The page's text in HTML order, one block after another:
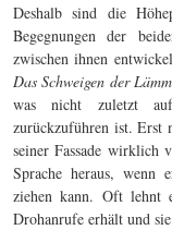
Deshalb sind die
Begegnungen der
zwischen ihnen
Das Schweigen der
was nicht zuletzt
zurückzuführen ist. Erst
seiner Fassade wirklich
Sprache heraus, wenn
ziehen kann. Oft lehnt
Drohanrufe erhält und